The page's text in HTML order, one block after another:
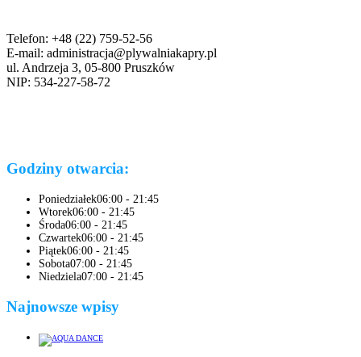
Telefon: +48 (22) 759-52-56
E-mail: administracja@plywalniakapry.pl
ul. Andrzeja 3, 05-800 Pruszków
NIP: 534-227-58-72
Godziny otwarcia:
Poniedziałek06:00 - 21:45
Wtorek06:00 - 21:45
Środa06:00 - 21:45
Czwartek06:00 - 21:45
Piątek06:00 - 21:45
Sobota07:00 - 21:45
Niedziela07:00 - 21:45
Najnowsze wpisy